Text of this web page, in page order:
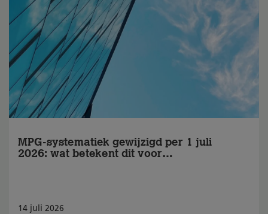
MPG-systematiek gewijzigd per 1 juli
2026: wat betekent dit voor
14 juli 2026